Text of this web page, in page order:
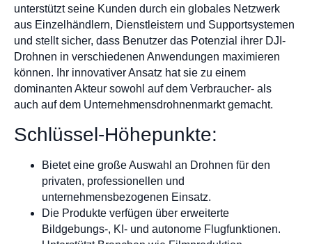
unterstützt seine Kunden durch ein globales Netzwerk
aus Einzelhändlern, Dienstleistern und Supportsystemen
und stellt sicher, dass Benutzer das Potenzial ihrer DJI-
Drohnen in verschiedenen Anwendungen maximieren
können. Ihr innovativer Ansatz hat sie zu einem
dominanten Akteur sowohl auf dem Verbraucher- als
auch auf dem Unternehmensdrohnenmarkt gemacht.
Schlüssel-Höhepunkte:
Bietet eine große Auswahl an Drohnen für den
privaten, professionellen und
unternehmensbezogenen Einsatz.
Die Produkte verfügen über erweiterte
Bildgebungs-, KI- und autonome Flugfunktionen.